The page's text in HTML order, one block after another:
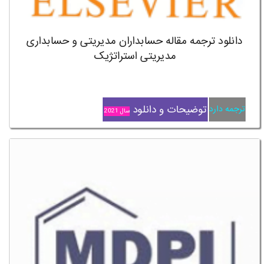
دانلود ترجمه مقاله حسابداران مدیریتی و حسابداری
مدیریتی استراتژیک
ترجمه دارد توضیحات و دانلود سال 2021